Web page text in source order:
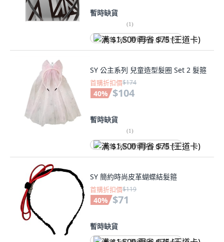
暫時缺貨
(1)
满 $1,500 再省 $75 (王道卡)
SY 公主系列 兒童造型髮圈 Set 2 髮箍
首購折扣價$174
40% $104
暫時缺貨
(1)
满 $1,500 再省 $75 (王道卡)
SY 簡約時尚皮革蝴蝶結髮箍
首購折扣價$119
40% $71
暫時缺貨